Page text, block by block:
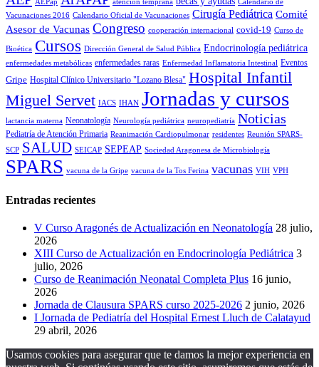
AEPap atención temprana
Calendario de
Vacunaciones 2016 Calendario Oficial de Vacunaciones Cirugía Pediátrica Comité
Asesor de Vacunas Congreso cooperación internacional covid-19 Curso de
Bioética Cursos Dirección General de Salud Pública Endocrinología pediátrica
enfermedades metabólicas enfermedades raras Enfermedad Inflamatoria Intestinal Eventos
Gripe Hospital Clínico Universitario "Lozano Blesa" Hospital Infantil
Miguel Servet IACS IHAN Jornadas y cursos
lactancia materna Neonatología Neurología pediátrica neuropediatría Noticias
Pediatría de Atención Primaria Reanimación Cardiopulmonar residentes Reunión SPARS-
SCP SALUD SEICAP SEPEAP Sociedad Aragonesa de Microbiología
SPARS vacuna de la Gripe vacuna de la Tos Ferina vacunas VIH VPH
Entradas recientes
V Curso Aragonés de Actualización en Neonatología 28 julio,
2026
XIII Curso de Actualización en Endocrinología Pediátrica 3
julio, 2026
Curso de Reanimación Neonatal Completa Plus 16 junio,
2026
Jornada de Clausura SPARS curso 2025-2026 2 junio, 2026
I Jornada de Pediatría del Hospital Ernest Lluch de Calatayud
29 abril, 2026
Usamos cookies para asegurar que te damos la mejor experiencia en